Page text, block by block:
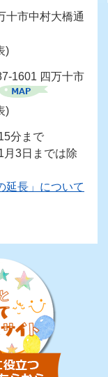
十市中村大橋通
)
1601 四万十市
)
分まで
月3日までは除
延長」について